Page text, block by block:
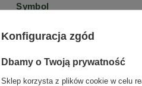
Symbol
Gwarancja
Specyfikacja
Konfiguracja zgód
Dbamy o Twoją prywatność
Sklep korzysta z plików cookie w celu